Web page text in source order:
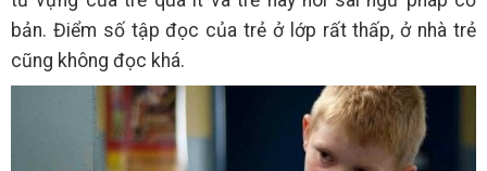
bản. Điểm số tập đọc của trẻ ở lớp rất thấp, ở nhà trẻ
cũng không đọc khá.